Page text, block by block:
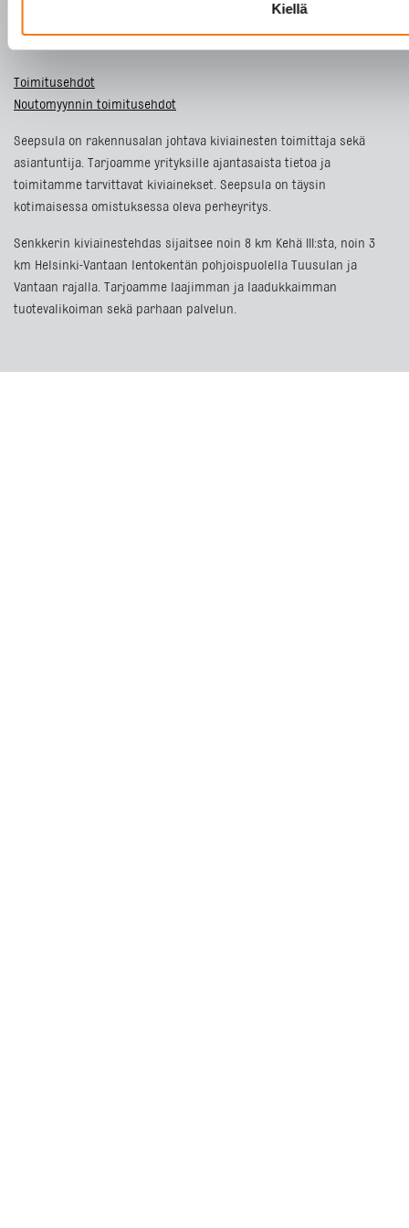
Kiellä
YHTEYSTIEDOT
Toimitusehdot
Noutomyynnin toimitusehdot
Seepsula on rakennusalan johtava kiviainesten toimittaja sekä
asiantuntija. Tarjoamme yrityksille ajantasaista tietoa ja
toimitamme tarvittavat kiviainekset. Seepsula on täysin
kotimaisessa omistuksessa oleva perheyritys.
Senkkerin kiviainestehdas sijaitsee noin 8 km Kehä III:sta, noin 3
km Helsinki-Vantaan lentokentän pohjoispuolella Tuusulan ja
Vantaan rajalla. Tarjoamme laajimman ja laadukkaimman
tuotevalikoiman sekä parhaan palvelun.